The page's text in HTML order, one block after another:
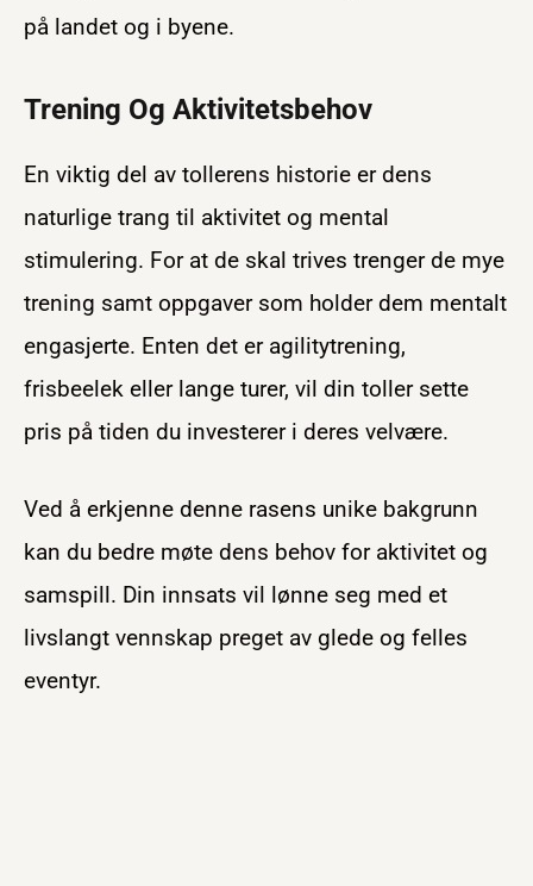
på landet og i byene.
Trening Og Aktivitetsbehov
En viktig del av tollerens historie er dens
naturlige trang til aktivitet og mental
stimulering. For at de skal trives trenger de mye
trening samt oppgaver som holder dem mentalt
engasjerte. Enten det er agilitytrening,
frisbeelek eller lange turer, vil din toller sette
pris på tiden du investerer i deres velvære.
Ved å erkjenne denne rasens unike bakgrunn
kan du bedre møte dens behov for aktivitet og
samspill. Din innsats vil lønne seg med et
livslangt vennskap preget av glede og felles
eventyr.